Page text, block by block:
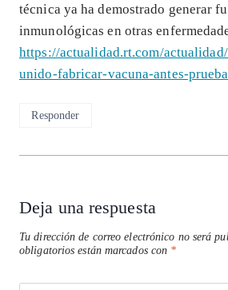
técnica ya ha demostrado generar
inmunológicas en otras
https://actualidad.rt.com/
unido-fabricar-vacuna-antes-
Responder
Deja una respuesta
Tu dirección de correo electrónico no será
obligatorios están marcados con *